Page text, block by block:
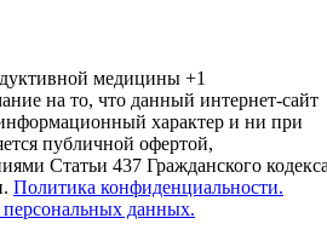
медицины +1
на то, что данный интернет-сайт
характер и ни при
публичной офертой,
Статьи 437 Гражданского
Политика конфиденциальности.
персональных данных.